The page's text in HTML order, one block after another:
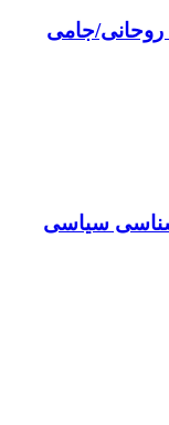
روحانی/جامی
سیاسی